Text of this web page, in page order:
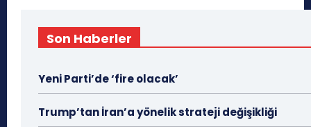
Son Haberler
Yeni Parti’de ‘fire olacak’
Trump’tan İran’a yönelik strateji değişikliği